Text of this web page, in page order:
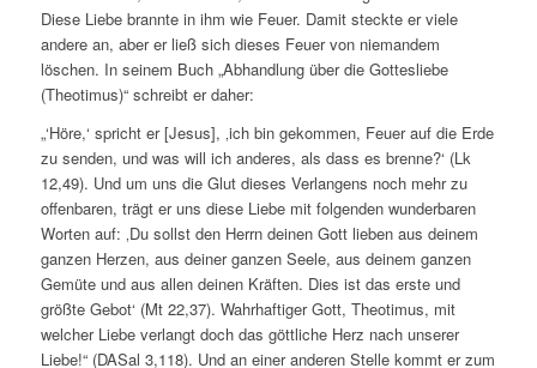
Diese Liebe brannte in ihm wie Feuer. Damit steckte er viele
andere an, aber er ließ sich dieses Feuer von niemandem
löschen. In seinem Buch „Abhandlung über die Gottesliebe
(Theotimus)“ schreibt er daher:
„‘Höre,‘ spricht er [Jesus], ‚ich bin gekommen, Feuer auf die Erde
zu senden, und was will ich anderes, als dass es brenne?‘ (Lk
12,49). Und um uns die Glut dieses Verlangens noch mehr zu
offenbaren, trägt er uns diese Liebe mit folgenden wunderbaren
Worten auf: ‚Du sollst den Herrn deinen Gott lieben aus deinem
ganzen Herzen, aus deiner ganzen Seele, aus deinem ganzen
Gemüte und aus allen deinen Kräften. Dies ist das erste und
größte Gebot‘ (Mt 22,37). Wahrhaftiger Gott, Theotimus, mit
welcher Liebe verlangt doch das göttliche Herz nach unserer
Liebe!“ (DASal 3,118). Und an einer anderen Stelle kommt er zum